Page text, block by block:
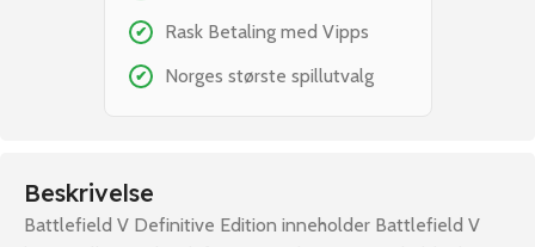
✔ Rask Betaling med Vipps
✔ Norges største spillutvalg
Beskrivelse
Battlefield V Definitive Edition inneholder Battlefield V